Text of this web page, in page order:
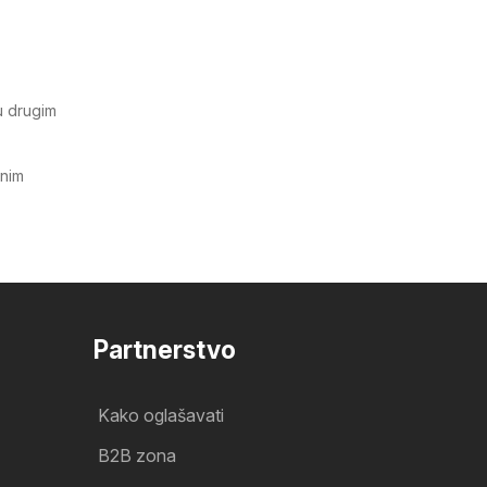
drugim
Partnerstvo
Kako oglašavati
B2B zona